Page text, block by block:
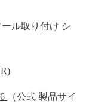
ル取り付け シ
（公式 製品サイ